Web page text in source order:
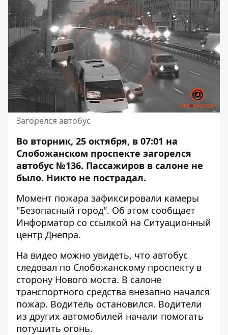
Загорелся автобус
Во вторник, 25 октября, в 07:01 на
Слобожанском проспекте загорелся
автобус №136. Пассажиров в салоне не
было. Никто не пострадал.
Момент пожара зафиксировали камеры
"Безопасный город". Об этом сообщает
Информатор со ссылкой на Ситуационный
центр Днепра.
На видео можно увидеть, что автобус
следовал по Слобожанскому проспекту в
сторону Нового моста. В салоне
транспортного средства внезапно начался
пожар. Водитель остановился. Водители
из других автомобилей начали помогать
потушить огонь.